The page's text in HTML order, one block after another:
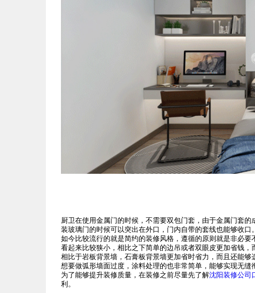
厨卫在使用金属门的时候，不需要双包门套，由于金属门套
装玻璃门的时候可以突出在外口，门内自带的套线也能够收口。
如今比较流行的就是简约的装修风格，遵循的原则就是非必
看起来比较狭小，相比之下简单的边吊或者双眼皮更加省钱，
相比于岩板背景墙，石膏板背景墙更加省时省力，而且还能
想要做弧形墙面过度，涂料处理的也非常简单，能够实现无缝
为了能够提升装修质量，在装修之前尽量先了解沈阳装修公司
利。